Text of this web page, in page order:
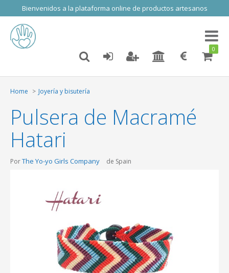
Bienvenidos a la plataforma online de productos artesanos
Toggle
0
Home Joyería y bisutería
Pulsera de Macramé
Hatari
PorThe Yo-yo Girls Company de Spain